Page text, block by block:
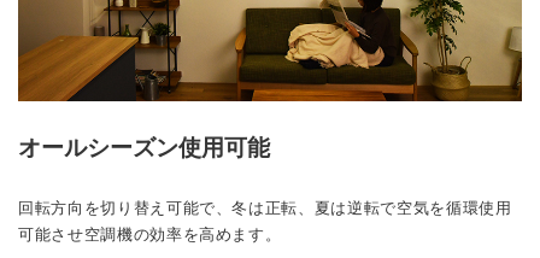
オールシーズン使用可能
回転方向を切り替え可能で、冬は正転、夏は逆転で空気を循環使用
可能させ空調機の効率を高めます。